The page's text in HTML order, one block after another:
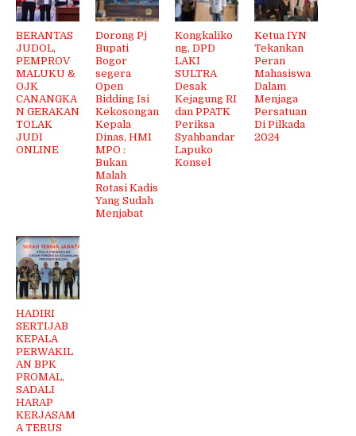
BERANTAS
JUDOL,
PEMPROV
MALUKU &
OJK
CANANGKA
N GERAKAN
TOLAK
JUDI
ONLINE
Dorong Pj
Bupati
Bogor
segera
Open
Bidding Isi
Kekosongan
Kepala
Dinas, HMI
MPO :
Bukan
Malah
Rotasi Kadis
Yang Sudah
Menjabat
Kongkaliko
ng, DPD
LAKI
SULTRA
Desak
Kejagung RI
dan PPATK
Periksa
Syahbandar
Lapuko
Konsel
Ketua IYN
Tekankan
Peran
Mahasiswa
Dalam
Menjaga
Persatuan
Di Pilkada
2024
HADIRI
SERTIJAB
KEPALA
PERWAKIL
AN BPK
PROMAL,
SADALI
HARAP
KERJASAM
A TERUS